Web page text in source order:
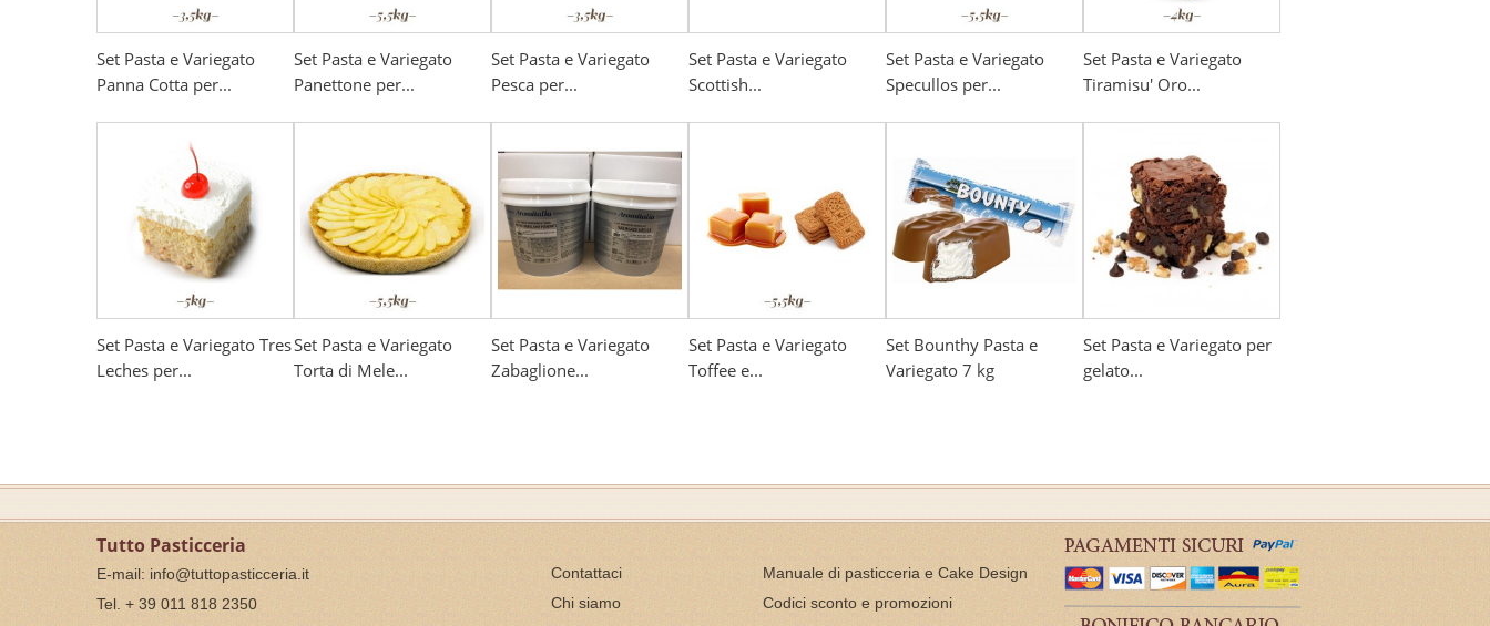
Set Pasta e Variegato
Panna Cotta per...
Set Pasta e Variegato
Panettone per...
Set Pasta e Variegato
Pesca per...
Set Pasta e Variegato
Scottish...
Set Pasta e Variegato
Specullos per...
Set Pasta e Variegato
Tiramisu' Oro...
Set Pasta e Variegato Tres
Leches per...
Set Pasta e Variegato
Torta di Mele...
Set Pasta e Variegato
Zabaglione...
Set Pasta e Variegato
Toffee e...
Set Bounthy Pasta e
Variegato 7 kg
Set Pasta e Variegato per
gelato...
Tutto Pasticceria
E-mail: info@tuttopasticceria.it
Tel. + 39 011 818 2350
Contattaci
Chi siamo
Manuale di pasticceria e Cake Design
Codici sconto e promozioni